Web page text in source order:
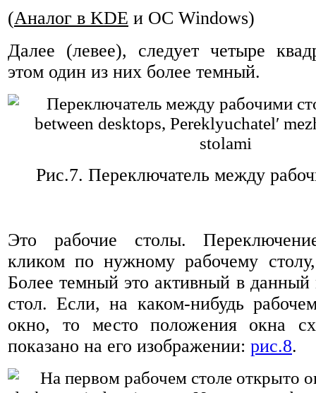
(Аналог в KDE и ОС Windows)
Далее (левее), следует четыре
этом один из них более темный.
Рис.7. Переключатель между
Это рабочие столы.
кликом по нужному рабочему
Более темный это активный в данный
стол. Если, на каком-нибудь
окно, то место положения окна
показано на его изображении: рис.8.